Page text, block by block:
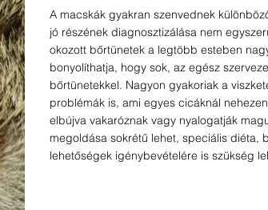
A macskák gyakran szenvednek
jó részének diagnosztizálása nem
okozott bőrtünetek a legtöbb esteben
bonyolíthatja, hogy sok, az egész
bőrtünetekkel. Nagyon gyakoriak a
problémák is, ami egyes cicáknál
elbújva vakaróznak vagy nyalogatják
megoldása sokrétű lehet, speciális diéta,
lehetőségek igénybevételére is szükség